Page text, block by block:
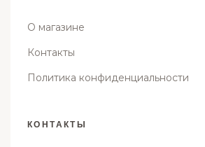
О магазине
Контакты
Политика конфиденциальности
КОНТАКТЫ